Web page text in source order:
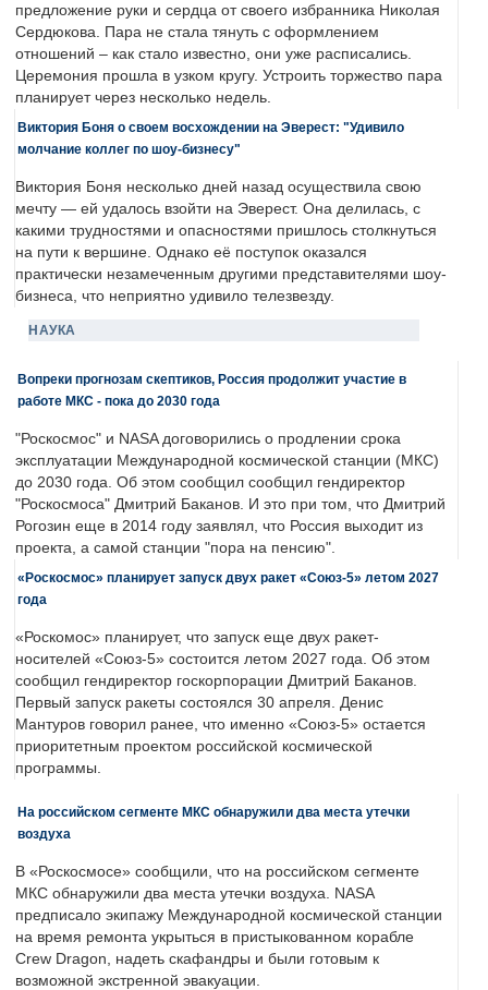
предложение руки и сердца от своего избранника Николая
Сердюкова. Пара не стала тянуть с оформлением
отношений – как стало известно, они уже расписались.
Церемония прошла в узком кругу. Устроить торжество пара
планирует через несколько недель.
Виктория Боня о своем восхождении на Эверест: "Удивило
молчание коллег по шоу-бизнесу"
Виктория Боня несколько дней назад осуществила свою
мечту — ей удалось взойти на Эверест. Она делилась, с
какими трудностями и опасностями пришлось столкнуться
на пути к вершине. Однако её поступок оказался
практически незамеченным другими представителями шоу-
бизнеса, что неприятно удивило телезвезду.
НАУКА
Вопреки прогнозам скептиков, Россия продолжит участие в
работе МКС - пока до 2030 года
"Роскосмос" и NASA договорились о продлении срока
эксплуатации Международной космической станции (МКС)
до 2030 года. Об этом сообщил сообщил гендиректор
"Роскосмоса" Дмитрий Баканов. И это при том, что Дмитрий
Рогозин еще в 2014 году заявлял, что Россия выходит из
проекта, а самой станции "пора на пенсию".
«Роскосмос» планирует запуск двух ракет «Союз-5» летом 2027
года
«Роскомос» планирует, что запуск еще двух ракет-
носителей «Союз-5» состоится летом 2027 года. Об этом
сообщил гендиректор госкорпорации Дмитрий Баканов.
Первый запуск ракеты состоялся 30 апреля. Денис
Мантуров говорил ранее, что именно «Союз-5» остается
приоритетным проектом российской космической
программы.
На российском сегменте МКС обнаружили два места утечки
воздуха
В «Роскосмосе» сообщили, что на российском сегменте
МКС обнаружили два места утечки воздуха. NASA
предписало экипажу Международной космической станции
на время ремонта укрыться в пристыкованном корабле
Crew Dragon, надеть скафандры и были готовым к
возможной экстренной эвакуации.